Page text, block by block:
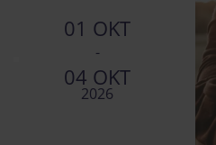
01 OKT
-
04 OKT
2026